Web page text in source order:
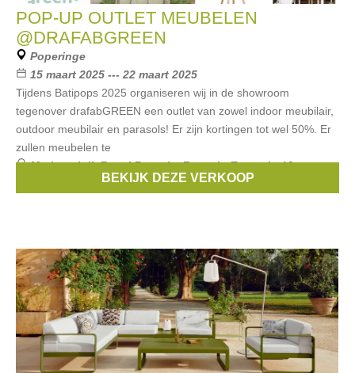
POP-UP OUTLET MEUBELEN
@DRAFABGREEN
Poperinge
15 maart 2025 --- 22 maart 2025
Tijdens Batipops 2025 organiseren wij in de showroom
tegenover drafabGREEN een outlet van zowel indoor meubilair,
outdoor meubilair en parasols! Er zijn kortingen tot wel 50%. Er
zullen meubelen te
Merken:joli,Royal Botania,Fermob,Extremis,Vincent
BEKIJK DEZE VERKOOP